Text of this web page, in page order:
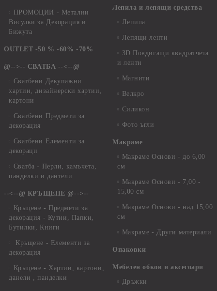
ПРОМОЦИИ - Метални
Висулки за Декорация и
Бижута
OUTLET -50 % -60% -70%
@-->-- СВАТБА --<--@
Сватбени Декупажни
хартии, дизайнерски хартии,
картони
Сватбени Предмети за
декорация
Сватбени Елементи за
декораци
Сватба - Перли, камъчета,
панделки и дантели
--<--@ КРЪЩЕНЕ @-->--
Кръщене - Предмети за
декорация - Кутии, Папки,
Бутилки, Книги
Кръщене - Елементи за
декорация
Кръщене - Хартии, картони,
данели , панделки
Лепила и лепящи средства
Лепила
Лепящи ленти
3D Повдигащи квадратчета
и ленти
Магнити
Велкро
Силикон
Фото ъгли
Макраме
Макраме Основи - до 6,00
см
Макраме Основи - 7,00 -
15,00 см
Макраме Основи - над 15,00
см
Макраме - Други материали
Опаковки
Мебелен обков и аксесоари
Дръжки